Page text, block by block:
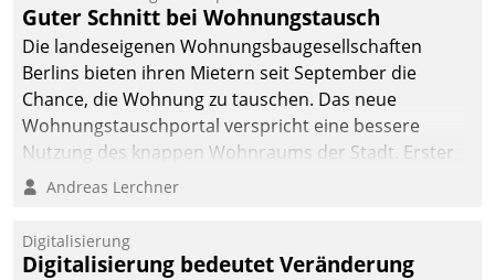
Guter Schnitt bei Wohnungstausch
Die landeseigenen Wohnungsbaugesellschaften
Berlins bieten ihren Mietern seit September die
Chance, die Wohnung zu tauschen. Das neue
Wohnungstauschportal verspricht eine bessere
Nutzung des knappen Wohnraums der Stadt. Erster
Anwendungsfall für Datatrains Lösung API-Hub mit
Unternehmen.
Andreas Lerchner
Digitalisierung
Digitalisierung bedeutet Veränderung